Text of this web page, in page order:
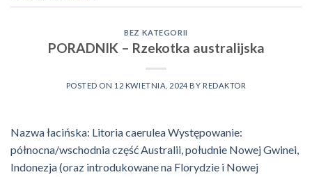
BEZ KATEGORII
PORADNIK – Rzekotka australijska
POSTED ON 12 KWIETNIA, 2024 BY REDAKTOR
Nazwa łacińska: Litoria caerulea Występowanie:
północna/wschodnia część Australii, południe Nowej Gwinei,
Indonezja (oraz introdukowane na Florydzie i Nowej